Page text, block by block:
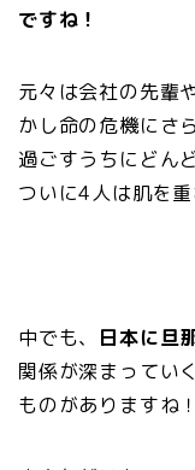
ですね！
元々は会社の先輩
かし命の危機にさ
過ごすうちにどん
ついに4人は肌を
中でも、 日本に旦
関係が深まってい
ものがありますね！